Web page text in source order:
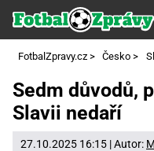
FotbalZpravy.cz > Česko >
Sedm důvodů,
Slavii nedaří
27.10.2025 16:15 | Autor: